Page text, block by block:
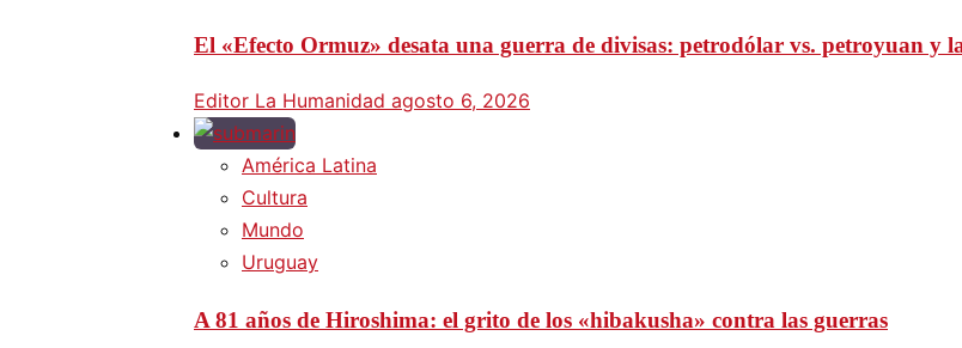
El «Efecto Ormuz» desata una guerra de divisas: petrodólar vs. petroyuan y
Editor La Humanidad agosto 6, 2026
América Latina
Cultura
Mundo
Uruguay
A 81 años de Hiroshima: el grito de los «hibakusha» contra las guerras